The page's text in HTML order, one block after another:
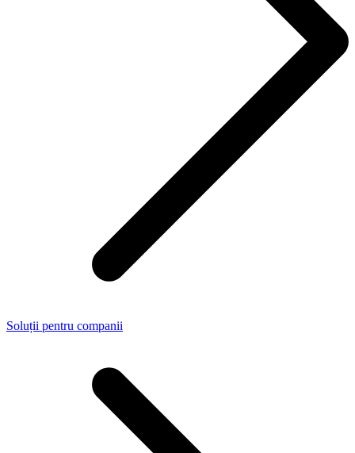
Soluții pentru companii